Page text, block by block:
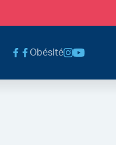
Voir la page Facebook
Obésité
Voir la page
Voir la